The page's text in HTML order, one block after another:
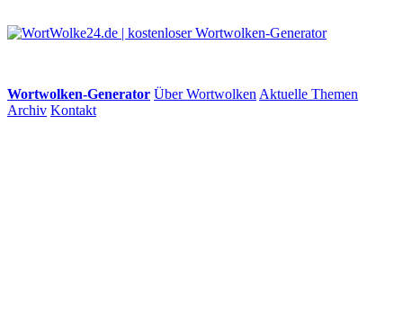
Wortwolken-Generator Über Wortwolken Aktuelle Themen
Archiv Kontakt